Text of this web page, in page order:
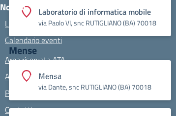
Laboratorio di informatica mobile
via Paolo VI, snc RUTIGLIANO (BA) 70018
Mense
Mensa
via Dante, snc RUTIGLIANO (BA) 70018
Novità
Le notizie
Calendario eventi
Area riservata ATA
Area riservata docenti
Privacy
Contatti